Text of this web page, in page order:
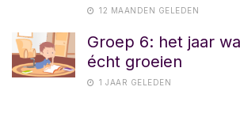
12 MAANDEN GELEDEN
Groep 6: het jaar
écht groeien
1 JAAR GELEDEN